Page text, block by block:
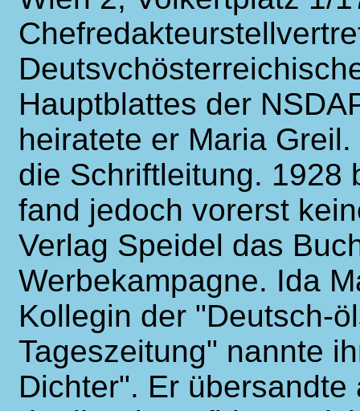
Hauptblattes der
heiratete er Maria
die Schriftleitung. 1928
fand jedoch vorerst
Verlag Speidel das
Werbekampagne. Ida
Kollegin der "Deutsch-
Tageszeitung" nannte
Dichter". Er